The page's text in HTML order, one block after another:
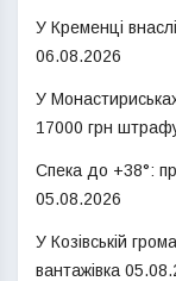
У Кременці
06.08.2026
У
17000 грн
Спека до +38°:
05.08.2026
У Козівській
вантажівка